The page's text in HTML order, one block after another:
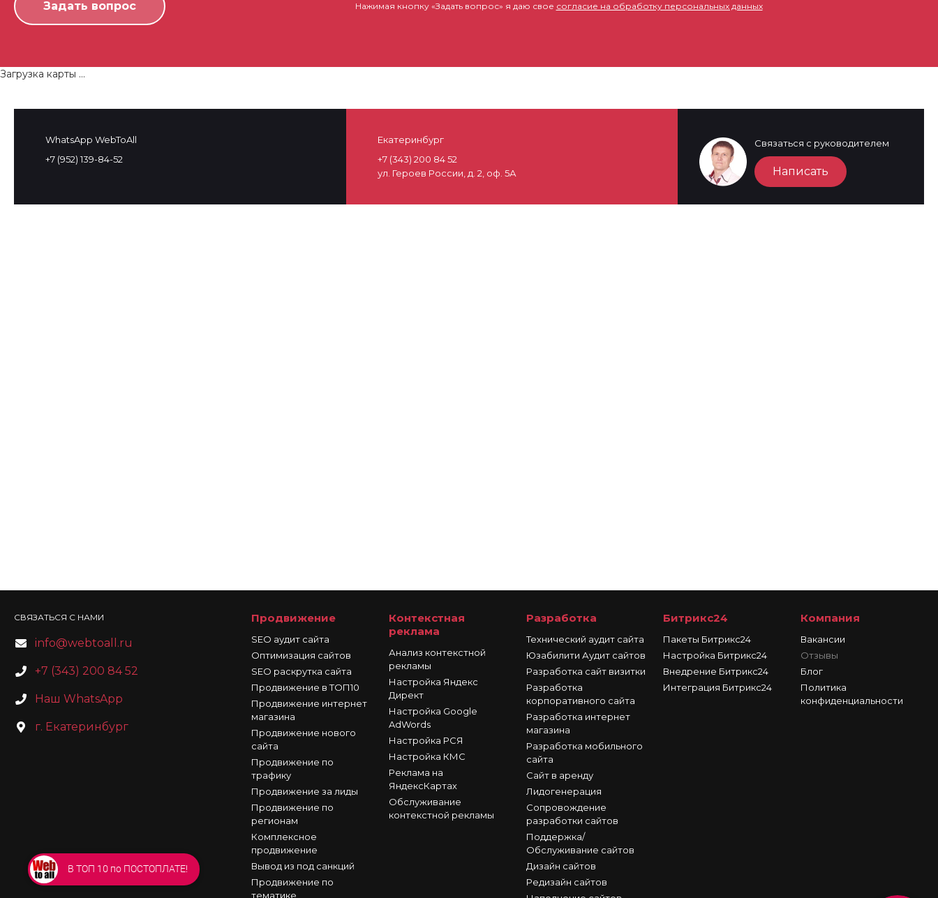
Нажимая кнопку «Задать вопрос» я даю свое согласие на обработку персональных данных
WhatsApp WebToAll
+7 (952) 139-84-52
Екатеринбург
+7 (343) 200 84 52
ул. Героев России, д. 2, оф. 5А
Связаться с руководителем
Написать
Загрузка карты ...
СВЯЗАТЬСЯ С НАМИ
info@webtoall.ru
+7 (343) 200 84 52
Наш WhatsApp
г. Екатеринбург
Продвижение
SEO аудит сайта
Оптимизация сайтов
SEO раскрутка сайта
Продвижение в ТОП10
Продвижение интернет
магазина
Продвижение нового
сайта
Продвижение по
трафику
Продвижение за лиды
Продвижение по
регионам
Комплексное
продвижение
Вывод из под санкций
Продвижение по
тематике
Контекстная
реклама
Анализ контекстной
рекламы
Настройка Яндекс
Директ
Настройка Google
AdWords
Настройка РСЯ
Настройка КМС
Реклама на
ЯндексКартах
Обслуживание
контекстной рекламы
Разработка
Технический аудит сайта
Юзабилити Аудит сайтов
Разработка сайт визитки
Разработка
корпоративного сайта
Разработка интернет
магазина
Разработка мобильного
сайта
Сайт в аренду
Лидогенерация
Сопровождение
разработки сайтов
Поддержка/
Обслуживание сайтов
Дизайн сайтов
Редизайн сайтов
Битрикс24
Пакеты Битрикс24
Настройка Битрикс24
Внедрение Битрикс24
Интеграция Битрикс24
Компания
Вакансии
Отзывы
Блог
Политика
конфиденциальности
В ТОП 10 по ПОСТОПЛАТЕ!